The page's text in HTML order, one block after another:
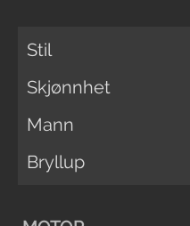
Stil
Skjønnhet
Mann
Bryllup